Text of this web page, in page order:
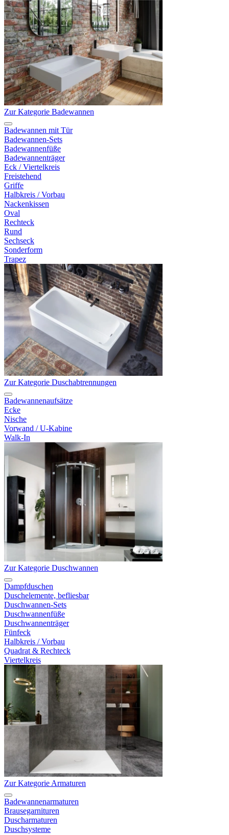
Zur Kategorie Badewannen
Badewannen mit Tür
Badewannen-Sets
Badewannenfüße
Badewannenträger
Eck / Viertelkreis
Freistehend
Griffe
Halbkreis / Vorbau
Nackenkissen
Oval
Rechteck
Rund
Sechseck
Sonderform
Trapez
Zur Kategorie Duschabtrennungen
Badewannenaufsätze
Ecke
Nische
Vorwand / U-Kabine
Walk-In
Zur Kategorie Duschwannen
Dampfduschen
Duschelemente, befliesbar
Duschwannen-Sets
Duschwannenfüße
Duschwannenträger
Fünfeck
Halbkreis / Vorbau
Quadrat & Rechteck
Viertelkreis
Zur Kategorie Armaturen
Badewannenarmaturen
Brausegarnituren
Duscharmaturen
Duschsysteme